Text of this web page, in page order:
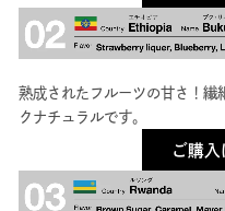
熟成されたフルーツの甘さ！繊
クナチュラルです。
ご購